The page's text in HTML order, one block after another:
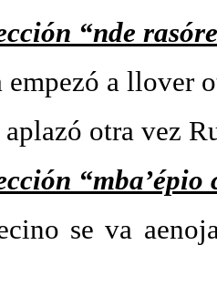
“nde
empezó
aplazó otra vez
“mba’épio
tu